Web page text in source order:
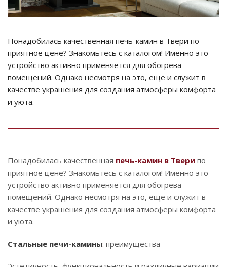
Понадобилась качественная печь-камин в Твери по
приятное цене? Знакомьтесь с каталогом! Именно это
устройство активно применяется для обогрева
помещений. Однако несмотря на это, еще и служит в
качестве украшения для создания атмосферы комфорта
и уюта.
Понадобилась качественная печь-камин в Твери по
приятное цене? Знакомьтесь с каталогом! Именно это
устройство активно применяется для обогрева
помещений. Однако несмотря на это, еще и служит в
качестве украшения для создания атмосферы комфорта
и уюта.
Стальные печи-камины: преимущества